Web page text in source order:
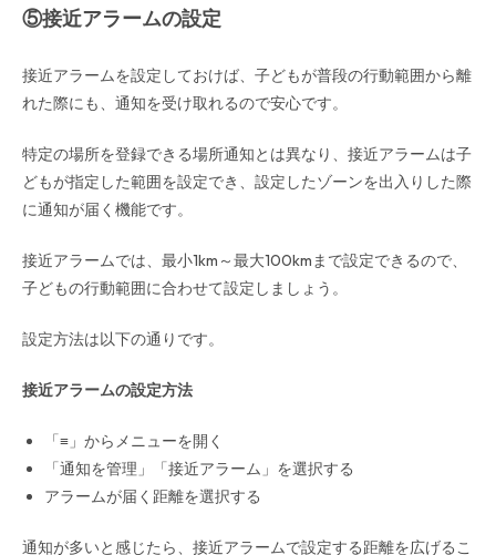
⑤接近アラームの設定
接近アラームを設定しておけば、子どもが普段の行動範囲から離
れた際にも、通知を受け取れるので安心です。
特定の場所を登録できる場所通知とは異なり、接近アラームは子
どもが指定した範囲を設定でき、設定したゾーンを出入りした際
に通知が届く機能です。
接近アラームでは、最小1km～最大100kmまで設定できるので、
子どもの行動範囲に合わせて設定しましょう。
設定方法は以下の通りです。
接近アラームの設定方法
「≡」からメニューを開く
「通知を管理」「接近アラーム」を選択する
アラームが届く距離を選択する
通知が多いと感じたら、接近アラームで設定する距離を広げるこ